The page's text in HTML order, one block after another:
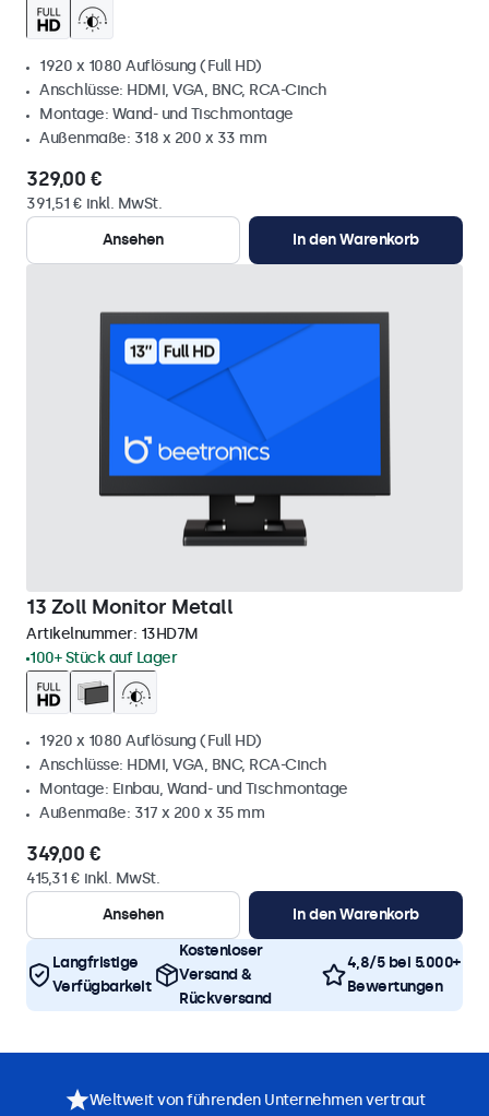
1920 x 1080 Auflösung (Full HD)
Anschlüsse: HDMI, VGA, BNC, RCA-Cinch
Montage: Wand- und Tischmontage
Außenmaße: 318 x 200 x 33 mm
329,00 €
391,51 € inkl. MwSt.
Ansehen
In den Warenkorb
13 Zoll Monitor Metall
Artikelnummer: 13HD7M
100+ Stück auf Lager
1920 x 1080 Auflösung (Full HD)
Anschlüsse: HDMI, VGA, BNC, RCA-Cinch
Montage: Einbau, Wand- und Tischmontage
Außenmaße: 317 x 200 x 35 mm
349,00 €
415,31 € inkl. MwSt.
Ansehen
In den Warenkorb
Langfristige
Verfügbarkeit
Kostenloser
Versand &
Rückversand
4,8/5 bei 5.000+
Bewertungen
Weltweit von führenden Unternehmen vertraut